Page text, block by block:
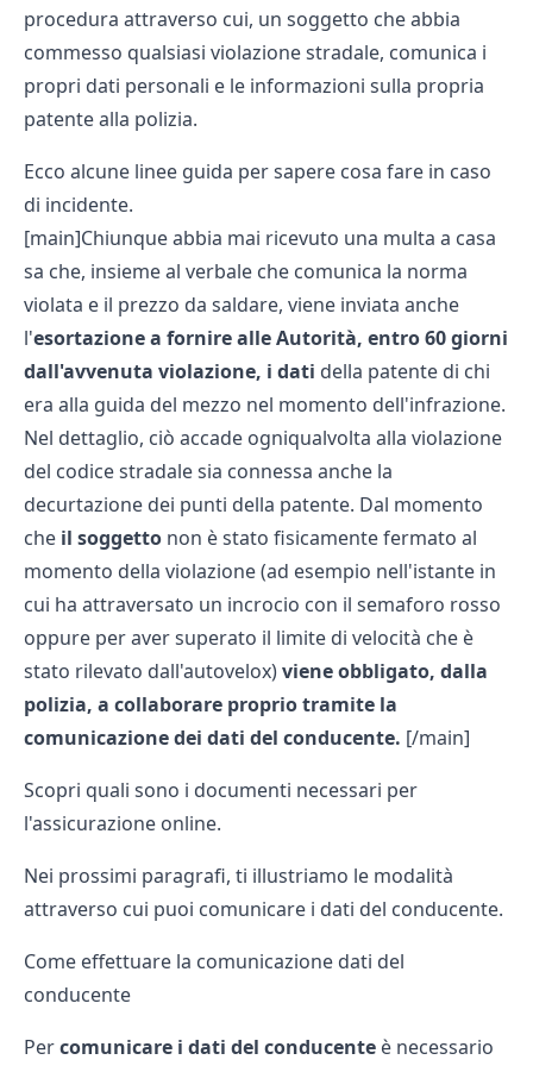
procedura attraverso cui, un soggetto che abbia
commesso qualsiasi violazione stradale, comunica i
propri dati personali e le informazioni sulla propria
patente alla polizia.
Ecco alcune linee guida per sapere cosa fare in caso
di incidente.
[main]Chiunque abbia mai ricevuto una multa a casa
sa che, insieme al verbale che comunica la norma
violata e il prezzo da saldare, viene inviata anche
l'esortazione a fornire alle Autorità, entro 60 giorni
dall'avvenuta violazione, i dati della patente di chi
era alla guida del mezzo nel momento dell'infrazione.
Nel dettaglio, ciò accade ogniqualvolta alla violazione
del codice stradale sia connessa anche la
decurtazione dei punti della patente. Dal momento
che il soggetto non è stato fisicamente fermato al
momento della violazione (ad esempio nell'istante in
cui ha attraversato un incrocio con il semaforo rosso
oppure per aver superato il limite di velocità che è
stato rilevato dall'autovelox)viene obbligato, dalla
polizia, a collaborare proprio tramite la
comunicazione dei dati del conducente. [/main]
Scopri quali sono i documenti necessari per
l'assicurazione online.
Nei prossimi paragrafi, ti illustriamo le modalità
attraverso cui puoi comunicare i dati del conducente.
Come effettuare la comunicazione dati del
conducente
Percomunicare i dati del conducente è necessario